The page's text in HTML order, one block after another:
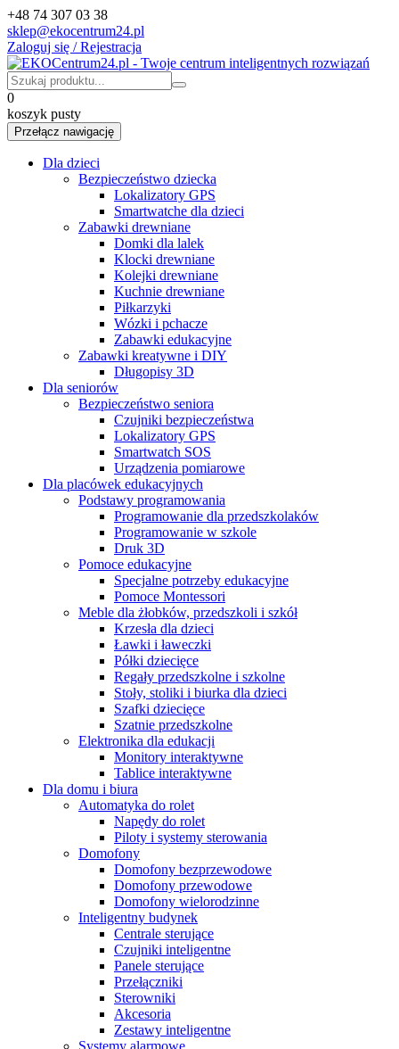
+48 74 307 03 38
sklep@ekocentrum24.pl
Zaloguj się / Rejestracja
0
koszyk pusty
Przełącz nawigację
Dla dzieci
Bezpieczeństwo dziecka
Lokalizatory GPS
Smartwatche dla dzieci
Zabawki drewniane
Domki dla lalek
Klocki drewniane
Kolejki drewniane
Kuchnie drewniane
Piłkarzyki
Wózki i pchacze
Zabawki edukacyjne
Zabawki kreatywne i DIY
Długopisy 3D
Dla seniorów
Bezpieczeństwo seniora
Czujniki bezpieczeństwa
Lokalizatory GPS
Smartwatch SOS
Urządzenia pomiarowe
Dla placówek edukacyjnych
Podstawy programowania
Programowanie dla przedszkolaków
Programowanie w szkole
Druk 3D
Pomoce edukacyjne
Specjalne potrzeby edukacyjne
Pomoce Montessori
Meble dla żłobków, przedszkoli i szkół
Krzesła dla dzieci
Ławki i ławeczki
Półki dziecięce
Regały przedszkolne i szkolne
Stoły, stoliki i biurka dla dzieci
Szafki dziecięce
Szatnie przedszkolne
Elektronika dla edukacji
Monitory interaktywne
Tablice interaktywne
Dla domu i biura
Automatyka do rolet
Napędy do rolet
Piloty i systemy sterowania
Domofony
Domofony bezprzewodowe
Domofony przewodowe
Domofony wielorodzinne
Inteligentny budynek
Centrale sterujące
Czujniki inteligentne
Panele sterujące
Przełączniki
Sterowniki
Akcesoria
Zestawy inteligentne
Systemy alarmowe